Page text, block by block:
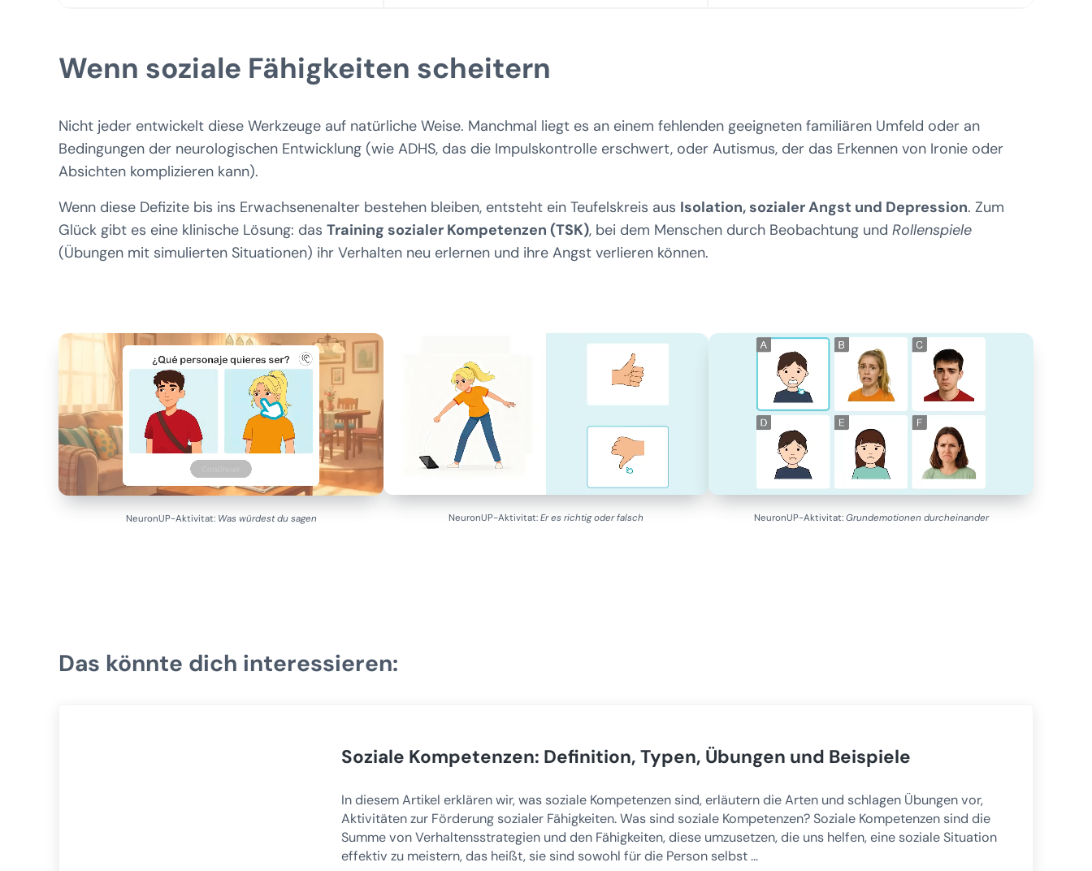
Wenn soziale Fähigkeiten scheitern
Nicht jeder entwickelt diese Werkzeuge auf natürliche Weise. Manchmal liegt es an einem fehlenden geeigneten familiären Umfeld oder an
Bedingungen der neurologischen Entwicklung (wie ADHS, das die Impulskontrolle erschwert, oder Autismus, der das Erkennen von Ironie oder
Absichten komplizieren kann).
Wenn diese Defizite bis ins Erwachsenenalter bestehen bleiben, entsteht ein Teufelskreis aus Isolation, sozialer Angst und Depression. Zum
Glück gibt es eine klinische Lösung: das Training sozialer Kompetenzen (TSK), bei dem Menschen durch Beobachtung und Rollenspiele
(Übungen mit simulierten Situationen) ihr Verhalten neu erlernen und ihre Angst verlieren können.
NeuronUP-Aktivitat: Was würdest du sagen NeuronUP-Aktivitat: Er es richtig oder falsch NeuronUP-Aktivitat: Grundemotionen durcheinander
Das könnte dich interessieren:
Soziale Kompetenzen: Definition, Typen, Übungen und Beispiele
In diesem Artikel erklären wir, was soziale Kompetenzen sind, erläutern die Arten und schlagen Übungen vor,
Aktivitäten zur Förderung sozialer Fähigkeiten. Was sind soziale Kompetenzen? Soziale Kompetenzen sind die
Summe von Verhaltensstrategien und den Fähigkeiten, diese umzusetzen, die uns helfen, eine soziale Situation
effektiv zu meistern, das heißt, sie sind sowohl für die Person selbst …